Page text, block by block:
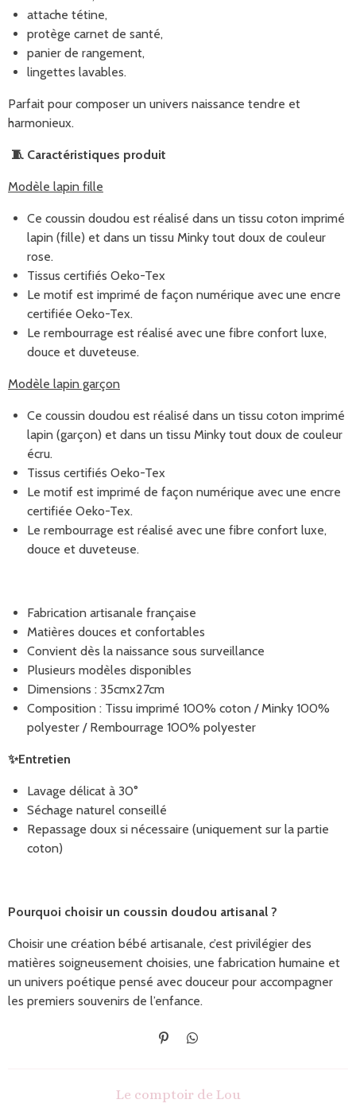
attache tétine,
protège carnet de santé,
panier de rangement,
lingettes lavables.
Parfait pour composer un univers naissance tendre et
harmonieux.
🧵 Caractéristiques produit
Modèle lapin fille
Ce coussin doudou est réalisé dans un tissu coton imprimé
lapin (fille) et dans un tissu Minky tout doux de couleur
rose.
Tissus certifiés Oeko-Tex
Le motif est imprimé de façon numérique avec une encre
certifiée Oeko-Tex.
Le rembourrage est réalisé avec une fibre confort luxe,
douce et duveteuse.
Modèle lapin garçon
Ce coussin doudou est réalisé dans un tissu coton imprimé
lapin (garçon) et dans un tissu Minky tout doux de couleur
écru.
Tissus certifiés Oeko-Tex
Le motif est imprimé de façon numérique avec une encre
certifiée Oeko-Tex.
Le rembourrage est réalisé avec une fibre confort luxe,
douce et duveteuse.
Fabrication artisanale française
Matières douces et confortables
Convient dès la naissance sous surveillance
Plusieurs modèles disponibles
Dimensions : 35cmx27cm
Composition : Tissu imprimé 100% coton / Minky 100%
polyester / Rembourrage 100% polyester
✨Entretien
Lavage délicat à 30°
Séchage naturel conseillé
Repassage doux si nécessaire (uniquement sur la partie
coton)
Pourquoi choisir un coussin doudou artisanal ?
Choisir une création bébé artisanale, c’est privilégier des
matières soigneusement choisies, une fabrication humaine et
un univers poétique pensé avec douceur pour accompagner
les premiers souvenirs de l’enfance.
É
g
l
P
a
Le comptoir de Lou